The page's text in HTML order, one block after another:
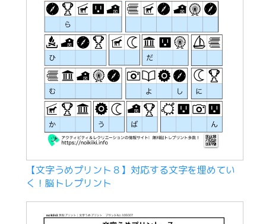
【文字うめプリント８】対応する文字を埋めてい
く！脳トレプリント